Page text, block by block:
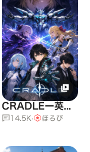
CRADLEー英雄の揺籃ー
14.5K· ほろび